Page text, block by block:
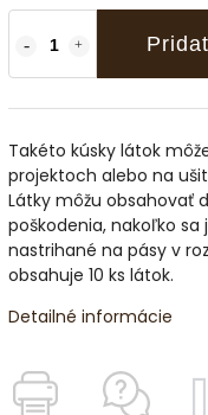
Takéto kúsky látok
projektoch alebo na
Látky môžu obsahovať
poškodenia, nakoľko
nastrihané na pásy v
obsahuje 10 ks látok.
Detailné informácie